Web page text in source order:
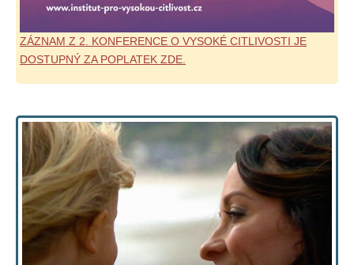
ZÁZNAM Z 2. KONFERENCE O VYSOKÉ CITLIVOSTI JE
DOSTUPNÝ ZA POPLATEK ZDE.